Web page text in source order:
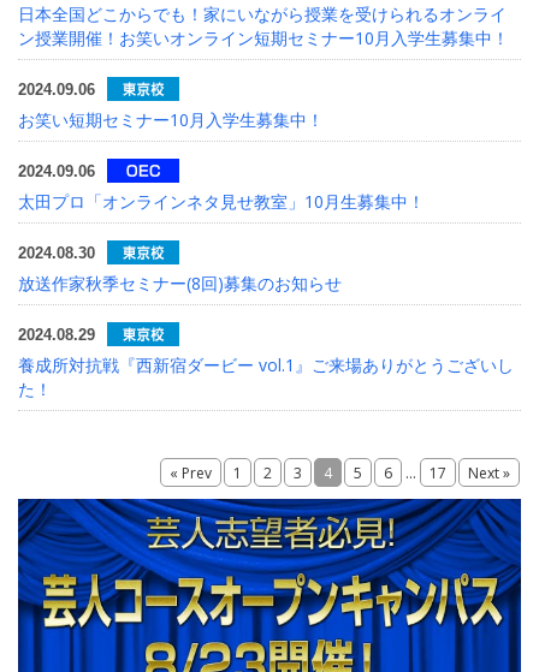
日本全国どこからでも！家にいながら授業を受けられるオンライ
ン授業開催！お笑いオンライン短期セミナー10月入学生募集中！
2024.09.06
お笑い短期セミナー10月入学生募集中！
2024.09.06
太田プロ「オンラインネタ見せ教室」10月生募集中！
2024.08.30
放送作家秋季セミナー(8回)募集のお知らせ
2024.08.29
養成所対抗戦『西新宿ダービー vol.1』ご来場ありがとうございし
た！
« Prev 1 2 3 4 5 6 ... 17 Next »